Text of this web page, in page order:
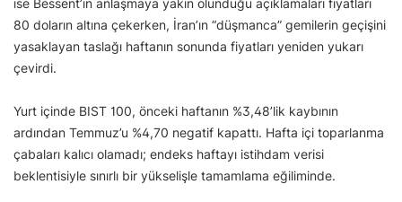
ise Bessent’in anlaşmaya yakın olunduğu açıklamaları fiyatları
80 doların altına çekerken, İran’ın “düşmanca” gemilerin geçişini
yasaklayan taslağı haftanın sonunda fiyatları yeniden yukarı
çevirdi.
Yurt içinde BIST 100, önceki haftanın %3,48’lik kaybının
ardından Temmuz’u %4,70 negatif kapattı. Hafta içi toparlanma
çabaları kalıcı olamadı; endeks haftayı istihdam verisi
beklentisiyle sınırlı bir yükselişle tamamlama eğiliminde.